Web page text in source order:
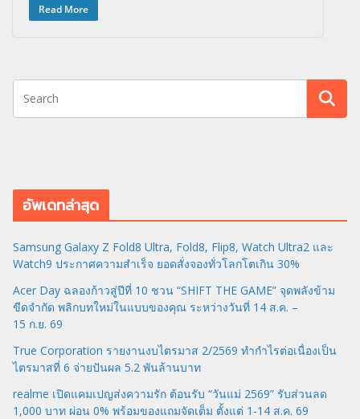
Read More
อัพเดทล่าสุด
Samsung Galaxy Z Fold8 Ultra, Fold8, Flip8, Watch Ultra2 และ
Watch9 ประกาศความสำเร็จ ยอดสั่งจองทั่วโลกโตเกิน 30%
Acer Day ฉลองก้าวสู่ปีที่ 10 ชวน “SHIFT THE GAME” จุดพลังข้าม
ขีดจำกัด พลิกบทใหม่ในแบบของคุณ ระหว่างวันที่ 14 ส.ค. –
15 ก.ย. 69
True Corporation รายงานงบไตรมาส 2/2569 ทำกำไรต่อเนื่องเป็น
ไตรมาสที่ 6 จ่ายปันผล 5.2 พันล้านบาท
realme เปิดแคมเปญส่งความรัก ต้อนรับ “วันแม่ 2569” รับส่วนลด
1,000 บาท ผ่อน 0% พร้อมของแถมจัดเต็ม ตั้งแต่ 1-14 ส.ค. 69